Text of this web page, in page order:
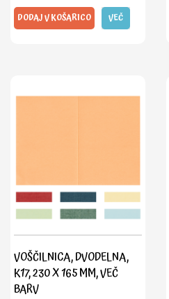
DODAJ V KOŠARICO VEČ
VOŠČILNICA, DVODELNA,
K17, 230 X 165 MM, VEČ
BARV